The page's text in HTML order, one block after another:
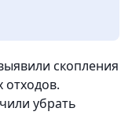
скопления
отходов.
убрать